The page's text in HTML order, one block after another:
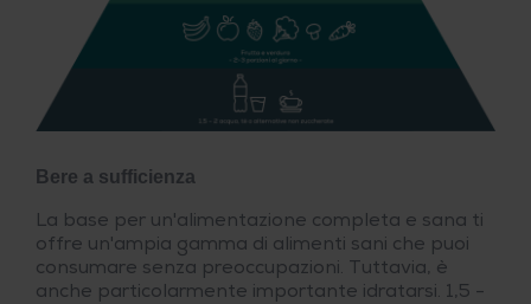
Bere a sufficienza
La base per un'alimentazione completa e sana ti
offre un'ampia gamma di alimenti sani che puoi
consumare senza preoccupazioni. Tuttavia, è
anche particolarmente importante idratarsi. 1,5 -